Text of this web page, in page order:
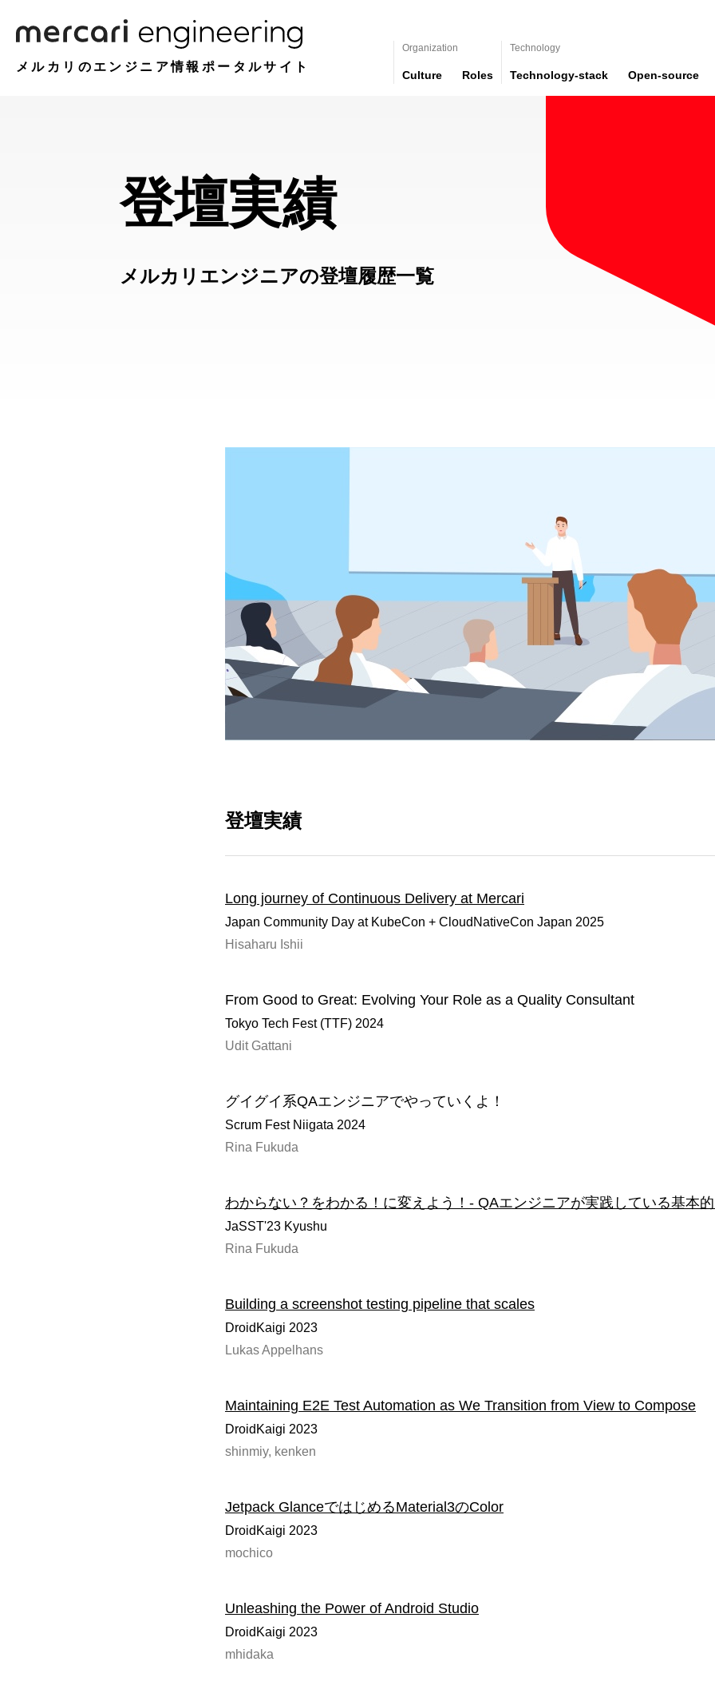
メルカリのエンジニア情報ポータルサイト
Organization
Culture Roles
Technology
Technology-stack Open-source
登壇実績
メルカリエンジニアの登壇履歴一覧
登壇実績
Long journey of Continuous Delivery at Mercari
Japan Community Day at KubeCon + CloudNativeCon Japan 2025
Hisaharu Ishii
From Good to Great: Evolving Your Role as a Quality Consultant
Tokyo Tech Fest (TTF) 2024
Udit Gattani
グイグイ系QAエンジニアでやっていくよ！
Scrum Fest Niigata 2024
Rina Fukuda
わからない？をわかる！に変えよう！- QAエンジニアが実践している基本
JaSST'23 Kyushu
Rina Fukuda
Building a screenshot testing pipeline that scales
DroidKaigi 2023
Lukas Appelhans
Maintaining E2E Test Automation as We Transition from View to Compose
DroidKaigi 2023
shinmiy, kenken
Jetpack GlanceではじめるMaterial3のColor
DroidKaigi 2023
mochico
Unleashing the Power of Android Studio
DroidKaigi 2023
mhidaka